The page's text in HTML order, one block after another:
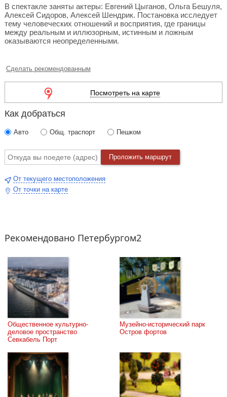
В спектакле заняты актеры: Евгений Цыганов, Ольга Бешуля,
Алексей Сидоров, Алексей Шендрик. Постановка исследует
тему человеческих отношений и восприятия, где границы
между реальным и иллюзорным, истинным и ложным
оказываются неопределенными.
Сделать рекомендованным
Посмотреть на карте
Как добраться
Авто Общ. траспорт Пешком
Проложить маршрут
От текущего местоположения
От точки на карте
Рекомендовано Петербургом2
Общественное культурно-
деловое пространство
Севкабель Порт
Музейно-исторический парк
Остров фортов